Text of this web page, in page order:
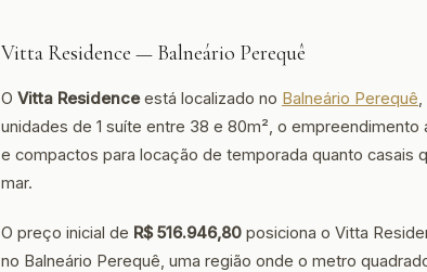
Vitta Residence — Balneário Perequê
O Vitta Residenceestá localizado no Balneário Perequê,
unidades de 1 suíte entre 38 e 80m², o
e compactos para locação de temporada quanto casais
mar.
O preço inicial de R$ 516.946,80 posiciona o Vitta
no Balneário Perequê, uma região onde o metro